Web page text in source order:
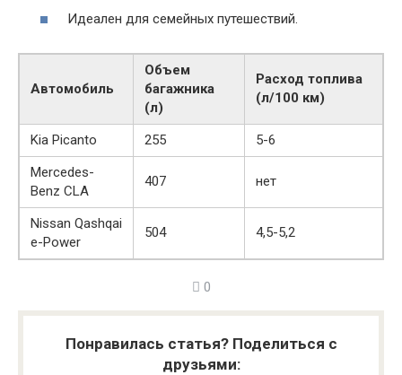
Идеален для семейных путешествий.
Автомобиль
Объем
багажника
(л)
Расход топлива
(л/100 км)
Kia Picanto 255
5-6
Mercedes-
Benz CLA
407 нет
Nissan Qashqai
e-Power
504 4,5-5,2
0
Понравилась статья? Поделиться с
друзьями: